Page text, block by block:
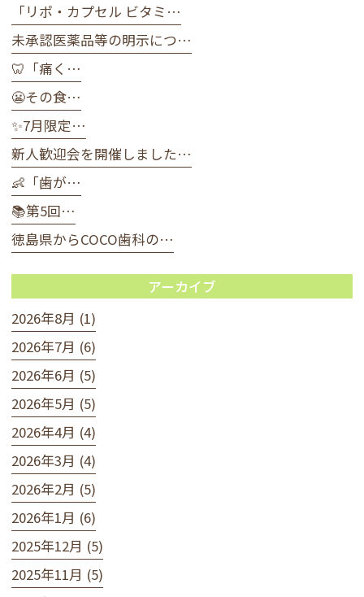
「リポ・カプセル ビタミ…
未承認医薬品等の明示につ…
🦷「痛く…
😬その食…
✨7月限定…
新人歓迎会を開催しました…
👶「歯が…
📚第5回…
徳島県からCOCO歯科の…
アーカイブ
2026年8月 (1)
2026年7月 (6)
2026年6月 (5)
2026年5月 (5)
2026年4月 (4)
2026年3月 (4)
2026年2月 (5)
2026年1月 (6)
2025年12月 (5)
2025年11月 (5)